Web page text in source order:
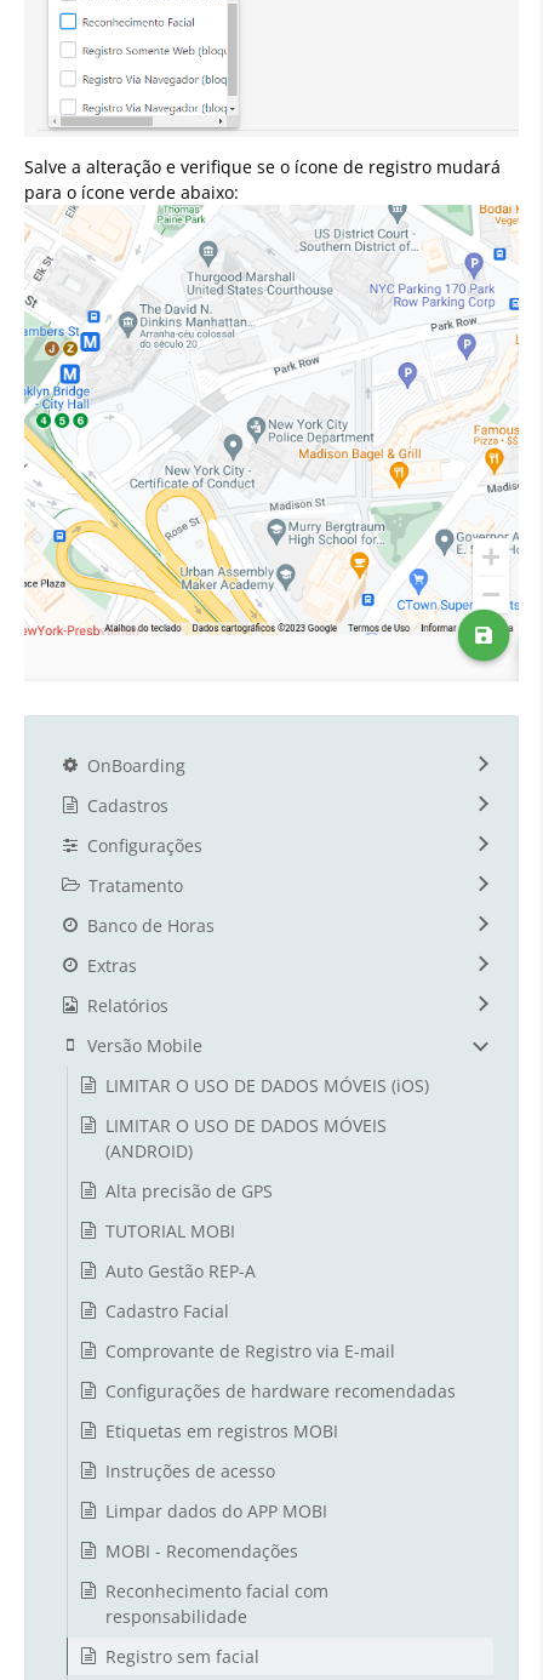
Salve a alteração e verifique se o ícone de registro mudará
para o ícone verde abaixo:
OnBoarding
Cadastros
Configurações
Tratamento
Banco de Horas
Extras
Relatórios
Versão Mobile
LIMITAR O USO DE DADOS MÓVEIS (iOS)
LIMITAR O USO DE DADOS MÓVEIS
(ANDROID)
Alta precisão de GPS
TUTORIAL MOBI
Auto Gestão REP-A
Cadastro Facial
Comprovante de Registro via E-mail
Configurações de hardware recomendadas
Etiquetas em registros MOBI
Instruções de acesso
Limpar dados do APP MOBI
MOBI - Recomendações
Reconhecimento facial com
responsabilidade
Registro sem facial